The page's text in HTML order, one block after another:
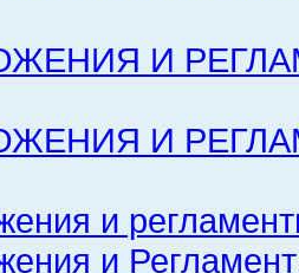
И
И
и
и